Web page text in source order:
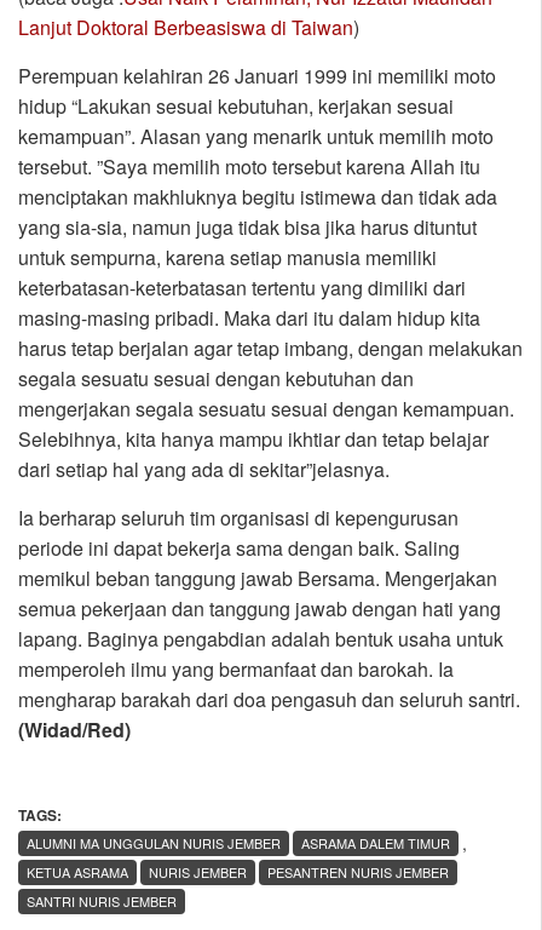
Lanjut Doktoral Berbeasiswa di Taiwan)
Perempuan kelahiran 26 Januari 1999 ini memiliki moto
hidup “Lakukan sesuai kebutuhan, kerjakan sesuai
kemampuan”. Alasan yang menarik untuk memilih moto
tersebut. ”Saya memilih moto tersebut karena Allah itu
menciptakan makhluknya begitu istimewa dan tidak ada
yang sia-sia, namun juga tidak bisa jika harus dituntut
untuk sempurna, karena setiap manusia memiliki
keterbatasan-keterbatasan tertentu yang dimiliki dari
masing-masing pribadi. Maka dari itu dalam hidup kita
harus tetap berjalan agar tetap imbang, dengan melakukan
segala sesuatu sesuai dengan kebutuhan dan
mengerjakan segala sesuatu sesuai dengan kemampuan.
Selebihnya, kita hanya mampu ikhtiar dan tetap belajar
dari setiap hal yang ada di sekitar”jelasnya.
Ia berharap seluruh tim organisasi di kepengurusan
periode ini dapat bekerja sama dengan baik. Saling
memikul beban tanggung jawab Bersama. Mengerjakan
semua pekerjaan dan tanggung jawab dengan hati yang
lapang. Baginya pengabdian adalah bentuk usaha untuk
memperoleh ilmu yang bermanfaat dan barokah. Ia
mengharap barakah dari doa pengasuh dan seluruh santri.
(Widad/Red)
TAGS:
,
ALUMNI MA UNGGULAN NURIS JEMBER
ASRAMA DALEM TIMUR
KETUA ASRAMA
NURIS JEMBER
PESANTREN NURIS JEMBER
SANTRI NURIS JEMBER